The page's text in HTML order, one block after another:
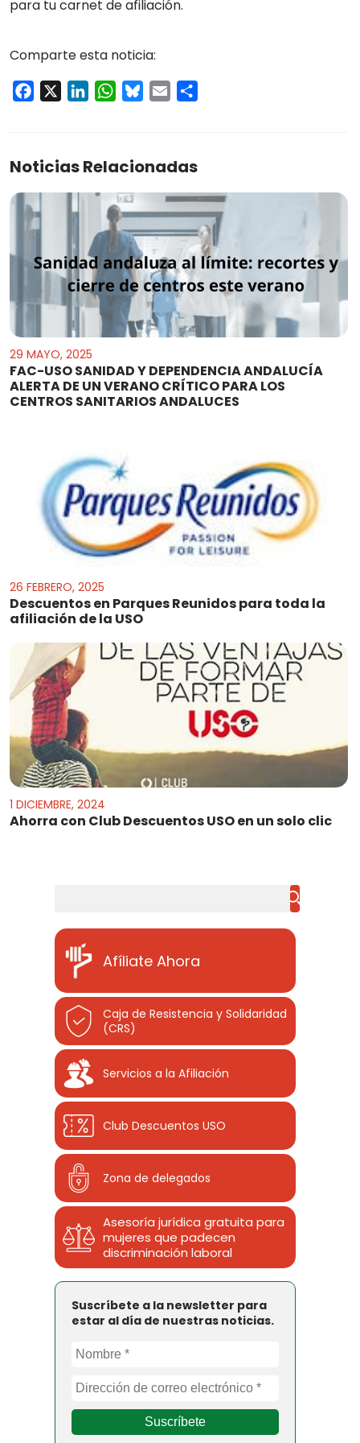
para tu carnet de afiliación.
Comparte esta noticia:
Facebook LinkedInWhatsApp
Bluesky
Email
Noticias Relacionadas
29 MAYO, 2025
FAC-USO SANIDAD Y DEPENDENCIA ANDALUCÍA
ALERTA DE UN VERANO CRÍTICO PARA LOS
CENTROS SANITARIOS ANDALUCES
26 FEBRERO, 2025
Descuentos en Parques Reunidos para toda la
afiliación de la USO
1 DICIEMBRE, 2024
Ahorra con Club Descuentos USO en un solo clic
Afíliate Ahora
Caja de Resistencia y Solidaridad
(CRS)
Servicios a la Afiliación
Club Descuentos USO
Zona de delegados
Asesoría jurídica gratuita para
mujeres que padecen
discriminación laboral
Suscríbete a la newsletter para
estar al día de nuestras noticias.